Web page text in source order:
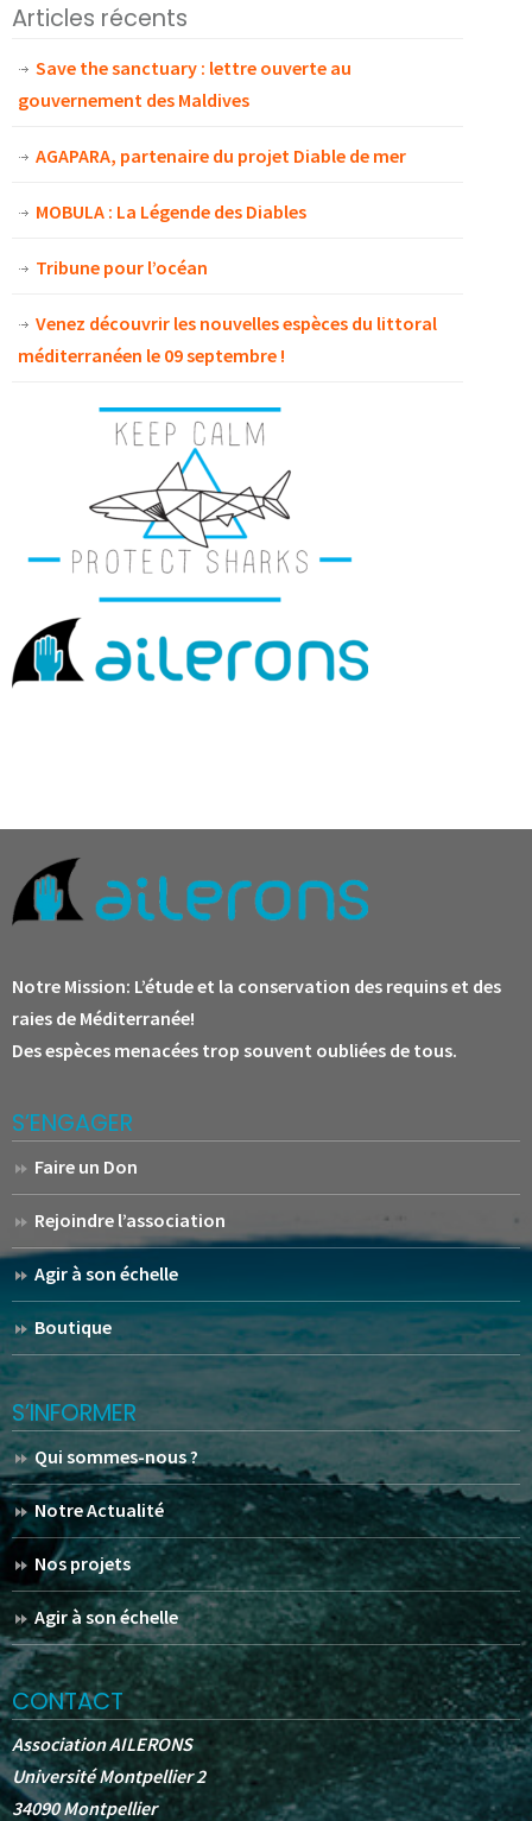
Articles récents
Save the sanctuary : lettre ouverte au
gouvernement des Maldives
AGAPARA, partenaire du projet Diable de mer
MOBULA : La Légende des Diables
Tribune pour l’océan
Venez découvrir les nouvelles espèces du littoral
méditerranéen le 09 septembre !
Notre Mission: L’étude et la conservation des requins et des
raies de Méditerranée!
Des espèces menacées trop souvent oubliées de tous.
S’ENGAGER
Faire un Don
Rejoindre l’association
Agir à son échelle
Boutique
S’INFORMER
Qui sommes-nous ?
Notre Actualité
Nos projets
Agir à son échelle
CONTACT
Association AILERONS
Université Montpellier 2
34090 Montpellier